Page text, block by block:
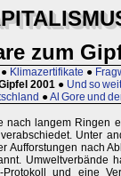
zum
● Klimazertifikate ●
2001 ● Und so
●Al Gore und
nach langem Ringen
Unter
Aufforstungen nach
Umweltverbände
und eine